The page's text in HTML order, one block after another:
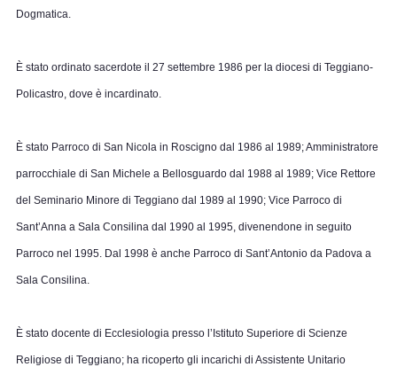
Dogmatica.
È stato ordinato sacerdote il 27 settembre 1986 per la diocesi di Teggiano-
Policastro, dove è incardinato.
È stato Parroco di San Nicola in Roscigno dal 1986 al 1989; Amministratore
parrocchiale di San Michele a Bellosguardo dal 1988 al 1989; Vice Rettore
del Seminario Minore di Teggiano dal 1989 al 1990; Vice Parroco di
Sant’Anna a Sala Consilina dal 1990 al 1995, divenendone in seguito
Parroco nel 1995. Dal 1998 è anche Parroco di Sant’Antonio da Padova a
Sala Consilina.
È stato docente di Ecclesiologia presso l’Istituto Superiore di Scienze
Religiose di Teggiano; ha ricoperto gli incarichi di Assistente Unitario